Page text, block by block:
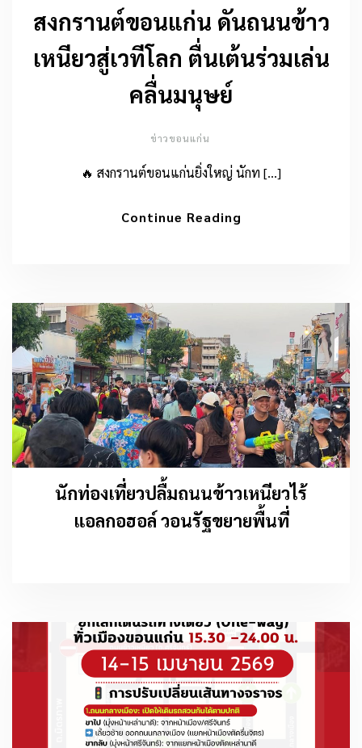
สงกรานต์ขอนแก่น ดันถนนข้าว
เหนียวสู่เวทีโลก ตื่นเต้นร่วมเล่น
คลื่นมนุษย์
ข่าวขอนแก่น
🔥 สงกรานต์ขอนแก่นยิ่งใหญ่ นักท […]
Continue Reading
นักท่องเที่ยวปลื้มถนนข้าวเหนียวไร้
แอลกอฮอล์ วอนรัฐขยายพื้นที่